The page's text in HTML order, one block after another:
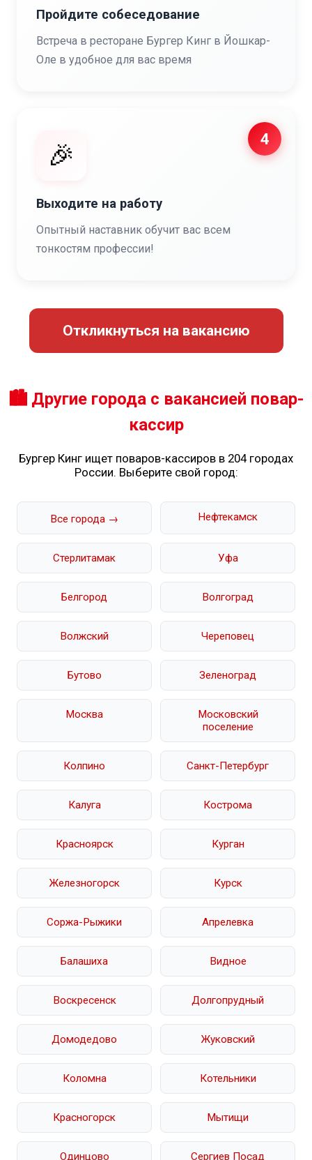
Пройдите собеседование
Встреча в ресторане Бургер Кинг в Йошкар-
Оле в удобное для вас время
4
🎉
Выходите на работу
Опытный наставник обучит вас всем
тонкостям профессии!
Откликнуться на вакансию
🏙️ Другие города с вакансией повар-
кассир
Бургер Кинг ищет поваров-кассиров в 204 городах
России. Выберите свой город:
Все города → Нефтекамск
Стерлитамак Уфа
Белгород Волгоград
Волжский Череповец
Бутово Зеленоград
Москва
Московский
поселение
Колпино Санкт-Петербург
Калуга Кострома
Красноярск Курган
Железногорск Курск
Соржа-Рыжики Апрелевка
Балашиха Видное
Воскресенск Долгопрудный
Домодедово Жуковский
Коломна Котельники
Красногорск Мытищи
Одинцово Сергиев Посад